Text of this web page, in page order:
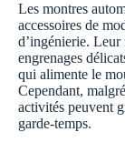
Les montres
accessoires de
d’ingénierie. Leur
engrenages
qui alimente le
Cependant,
activités peuvent
garde-temps.